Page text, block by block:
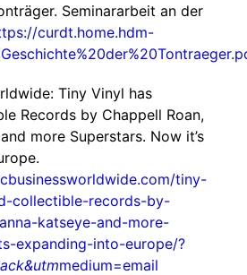
Seminararbeit an der
curdt.home.hdm-
Tiny Vinyl has
Records by Chappell Roan,
more Superstars. Now it’s
tiny-
collectible-records-by-
katseye-and-more-
expanding-into-europe/?
medium=email